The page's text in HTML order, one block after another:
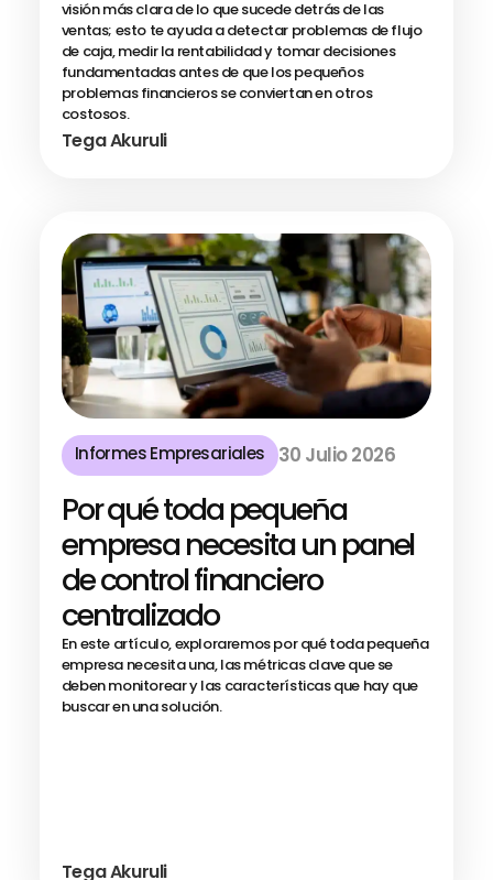
visión más clara de lo que sucede detrás de las
ventas; esto te ayuda a detectar problemas de flujo
de caja, medir la rentabilidad y tomar decisiones
fundamentadas antes de que los pequeños
problemas financieros se conviertan en otros
costosos.
Tega Akuruli
Informes Empresariales 30 Julio 2026
Por qué toda pequeña
empresa necesita un panel
de control financiero
centralizado
En este artículo, exploraremos por qué toda pequeña
empresa necesita una, las métricas clave que se
deben monitorear y las características que hay que
buscar en una solución.
Tega Akuruli